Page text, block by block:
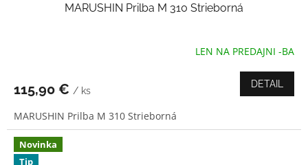
MARUSHIN Prilba M 310 Strieborná
je
z
5
hviezdičiek.
LEN NA PREDAJNI -BA
115,90 € / ks
DETAIL
MARUSHIN Prilba M 310 Strieborná
Novinka
Tip